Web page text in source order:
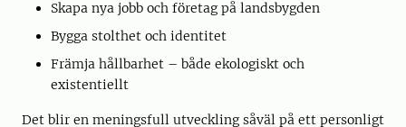
Skapa nya jobb och företag på landsbygden
Bygga stolthet och identitet
Främja hållbarhet – både ekologiskt och
existentiellt
Det blir en meningsfull utveckling såväl på ett personligt